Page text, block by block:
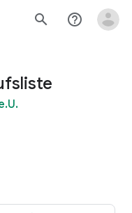
search help_outline